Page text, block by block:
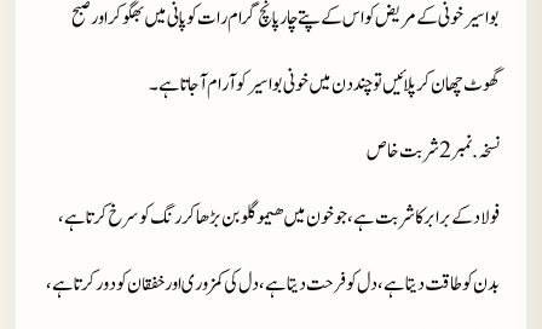
بواسیر خونی کے مریض کو اس کے پتے چار پانچ گرام رات کو پانی میں بھگو کر اور صبح
گھوٹ چھان کر پلائیں تو چند دن میں خونی بواسیر کو آرام آ جاتا ہے۔
نسخہ.نمبر 2 شربت خاص
فولاد کے برابر کا شربت ہے، جو خون میں ھیموگلوبن بڑھا کر رنگ کو سرخ کرتا ہے،
بدن کو طاقت دیتا ہے، دل کو فرحت دیتا ہے، دل کی کمزوری اور خفقان کو دور کرتا ہے،